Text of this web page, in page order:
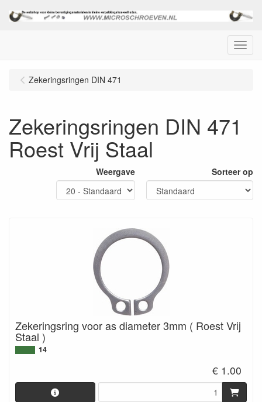
Menu
Zekeringsringen DIN 471
Zekeringsringen DIN 471
Roest Vrij Staal
Weergave Sorteer op
Zekeringsring voor as diameter 3mm ( Roest Vrij
Staal )
14
€ 1.00